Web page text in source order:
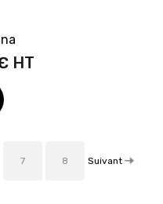
7 8 Suivant